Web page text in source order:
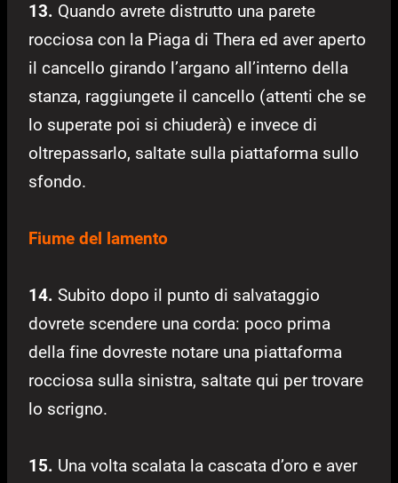
13. Quando avrete distrutto una parete
rocciosa con la Piaga di Thera ed aver aperto
il cancello girando l’argano all’interno della
stanza, raggiungete il cancello (attenti che se
lo superate poi si chiuderà) e invece di
oltrepassarlo, saltate sulla piattaforma sullo
sfondo.
Fiume del lamento
14. Subito dopo il punto di salvataggio
dovrete scendere una corda: poco prima
della fine dovreste notare una piattaforma
rocciosa sulla sinistra, saltate qui per trovare
lo scrigno.
15. Una volta scalata la cascata d’oro e aver